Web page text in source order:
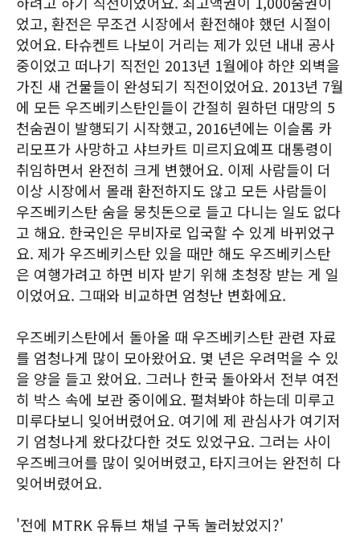
었고, 환전은 무조건 시장에서 환전해야 했던 시절이
었어요. 타슈켄트 나보이 거리는 제가 있던 내내 공사
중이었고 떠나기 직전인 2013년 1월에야 하얀 외벽을
가진 새 건물들이 완성되기 직전이었어요. 2013년 7월
에 모든 우즈베키스탄인들이 간절히 원하던 대망의 5
천숨권이 발행되기 시작했고, 2016년에는 이슬롬 카
리모프가 사망하고 샤브카트 미르지요예프 대통령이
취임하면서 완전히 크게 변했어요. 이제 사람들이 더
이상 시장에서 몰래 환전하지도 않고 모든 사람들이
우즈베키스탄 숨을 뭉칫돈으로 들고 다니는 일도 없다
고 해요. 한국인은 무비자로 입국할 수 있게 바뀌었구
요. 제가 우즈베키스탄 있을 때만 해도 우즈베키스탄
은 여행가려고 하면 비자 받기 위해 초청장 받는 게 일
이었어요. 그때와 비교하면 엄청난 변화에요.
우즈베키스탄에서 돌아올 때 우즈베키스탄 관련 자료
를 엄청나게 많이 모아왔어요. 몇 년은 우려먹을 수 있
을 양을 들고 왔어요. 그러나 한국 돌아와서 전부 여전
히 박스 속에 보관 중이에요. 펼쳐봐야 하는데 미루고
미루다보니 잊어버렸어요. 여기에 제 관심사가 여기저
기 엄청나게 왔다갔다한 것도 있었구요. 그러는 사이
우즈베크어를 많이 잊어버렸고, 타지크어는 완전히 다
잊어버렸어요.
'전에 MTRK 유튜브 채널 구독 눌러놨었지?'